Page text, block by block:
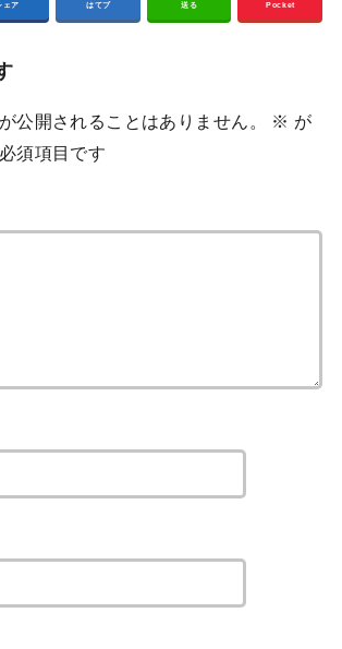
ェア はてブ 送る Pocket
公開されることはありません。 ※ が
須項目です